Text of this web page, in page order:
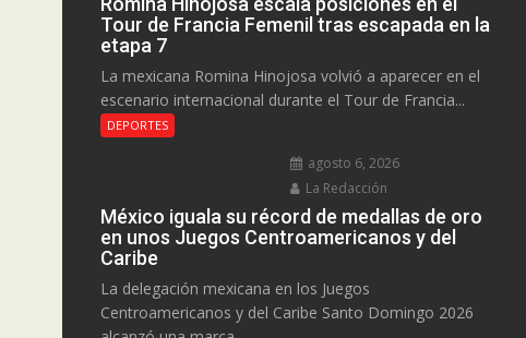
Tour de Francia Femenil tras escapada en la
etapa 7
La mexicana Romina Hinojosa volvió a aparecer en el
escenario internacional durante el Tour de Francia...
DEPORTES
agosto 6, 2026
La Redacción
México iguala su récord de medallas de oro
en unos Juegos Centroamericanos y del
Caribe
La delegación mexicana en los Juegos
Centroamericanos y del Caribe Santo Domingo 2026